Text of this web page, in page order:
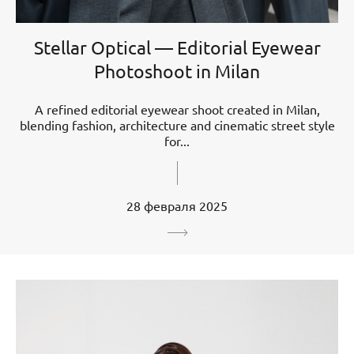
Stellar Optical — Editorial Eyewear
Photoshoot in Milan
A refined editorial eyewear shoot created in Milan,
blending fashion, architecture and cinematic street style
for...
28 февраля 2025